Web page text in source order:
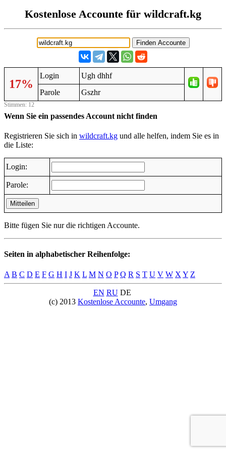
Kostenlose Accounte für wildcraft.kg
17%
Login
Ugh dhhf
Parole
Gszhr
Stimmen: 12
Wenn Sie ein passendes Account nicht finden
Registrieren Sie sich in wildcraft.kg und alle helfen, indem Sie es in
die Liste:
Login:
Parole:
Mitteilen
Bitte fügen Sie nur die richtigen Accounte.
Seiten in alphabetischer Reihenfolge:
A B C D E F G H I J K L M N O P Q R S T U V W X Y Z
EN RUDE
(c) 2013 Kostenlose Accounte, Umgang